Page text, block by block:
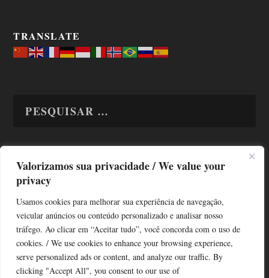
Valorizamos sua privacidade / We value your
privacy
Usamos cookies para melhorar sua experiência de navegação,
veicular anúncios ou conteúdo personalizado e analisar nosso
tráfego. Ao clicar em “Aceitar tudo”, você concorda com o uso de
cookies. / We use cookies to enhance your browsing experience,
serve personalized ads or content, and analyze our traffic. By
clicking "Accept All", you consent to our use of
TRANSLATE
TODAS OS ASSUNTOS
Copyright © Alô Tatuapé 2013 / 2026